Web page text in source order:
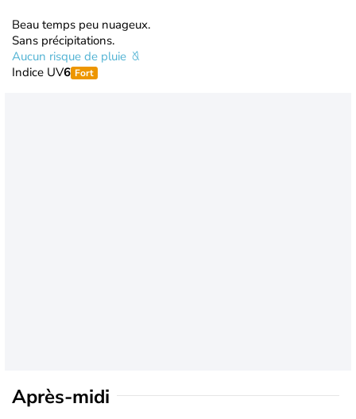
Beau temps peu nuageux.
Sans précipitations.
Aucun risque de pluie
Indice UV6 Fort
Après-midi